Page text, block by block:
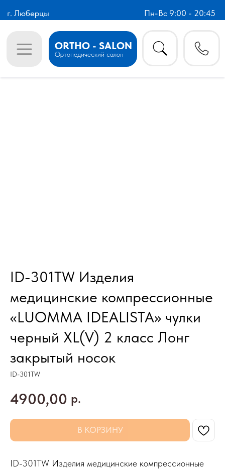
г. Люберцы Пн-Вс 9:00 - 20:45
ORTHO - SALON
Ортопедический салон
ID-301TW Изделия
медицинские компрессионные
«LUOMMA IDEALISTA» чулки
черный XL(V) 2 класс Лонг
закрытый носок
ID-301TW
4900,00 р.
В КОРЗИНУ
ID-301TW Изделия медицинские компрессионные